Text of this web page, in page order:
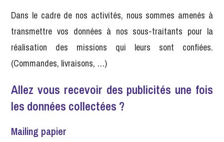
Dans le cadre de nos activités, nous sommes amenés à
transmettre vos données à nos sous-traitants pour la
réalisation des missions qui leurs sont confiées.
(Commandes, livraisons, …)
Allez vous recevoir des publicités une fois
les données collectées ?
Mailing papier